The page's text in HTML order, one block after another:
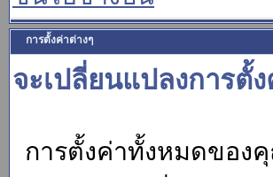
การตั้งค่าต่างๆ
จะเปลี่ยนแปลงการตั้
การตั้งค่าทั้งหมดของ